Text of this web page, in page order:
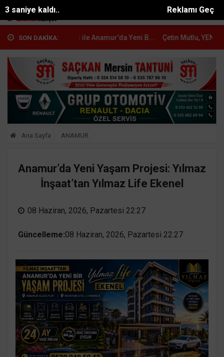
Reklamı Geç
1 saniye kaldı..
SON DAKİKA:
Parti ile Anamur'da Yeni B... Çetin Mutlu, YENİ Parti Anamur
Ana Sayfa ANAMUR
Anamur’da Yeni Yaşam Projesi: Yılmaz
İnşaat’tan Yılmaz Life Ekenel
08 Haziran, 2026, Pazartesi 22:27
Güncelleme:08 Haziran, 2026, Pazartesi 22:27